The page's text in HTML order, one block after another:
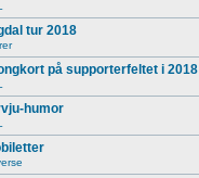
tur 2018
på supporterfeltet i 2018
humor